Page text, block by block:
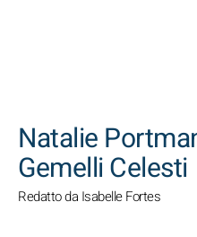
Natalie
Gemelli Celesti
Redatto da Isabelle Fortes